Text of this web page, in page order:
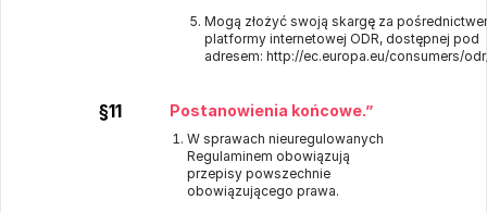
Mogą złożyć swoją skargę za
platformy internetowej ODR, dostępnej pod
adresem: http://ec.europa.eu/consumers/
§11 Postanowienia końcowe.”
W sprawach nieuregulowanych
Regulaminem obowiązują
przepisy powszechnie
obowiązującego prawa.